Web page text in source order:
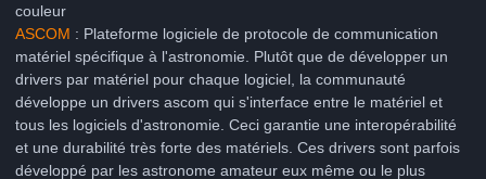
couleur
ASCOM : Plateforme logiciele de protocole de communication
matériel spécifique à l'astronomie. Plutôt que de développer un
drivers par matériel pour chaque logiciel, la communauté
développe un drivers ascom qui s'interface entre le matériel et
tous les logiciels d'astronomie. Ceci garantie une interopérabilité
et une durabilité très forte des matériels. Ces drivers sont parfois
développé par les astronome amateur eux même ou le plus